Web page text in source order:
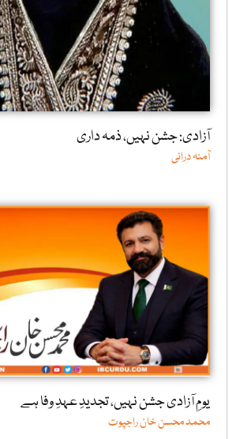
آزادی: جشن نہیں، ذمہ داری
آمنہ درانی
یومِ آزادی جشن نہیں، تجدیدِ عہدِ وفا ہے
محمد محسن خان راجپوت